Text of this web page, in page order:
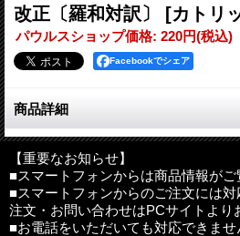
改正〔羅和対訳〕
[カトリ
パウルスショップ価格: 220円(税込)
Facebookでシェア
商品詳細
「裁判の判決が遅くなることによっ
るまで待つことを余儀なくされてい
永い間苦しめられないようにするた
るものへと改正した、教会法第7集第
訟（第1671条―第1691条）について
【重要なお知らせ】
■スマートフォンからは商品情報がご
■スマートフォンからのご注文には
注文・お問い合わせはPCサイトより
■お電話をいただいても対応できま